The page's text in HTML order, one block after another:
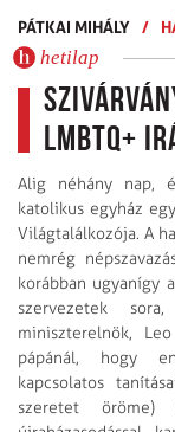
PÁTKAI MIHÁLY /
hetilap
LMBTQ+
Alig néhány nap,
katolikus egyház
Világtalálkozója. A
nemrég
korábban ugyanígy
szervezetek
miniszterelnök,
pápánál, hogy
kapcsolatos
szeretet